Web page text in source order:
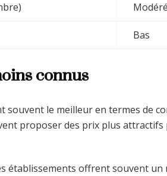
Modéré
Bas
connus
souvent le meilleur en termes de
proposer des prix plus attractifs
établissements offrent souvent